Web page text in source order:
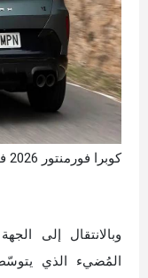
كوبرا فورمنتور 2026 في مصر من الخارج
وبالانتقال إلى
المُضيء الذي